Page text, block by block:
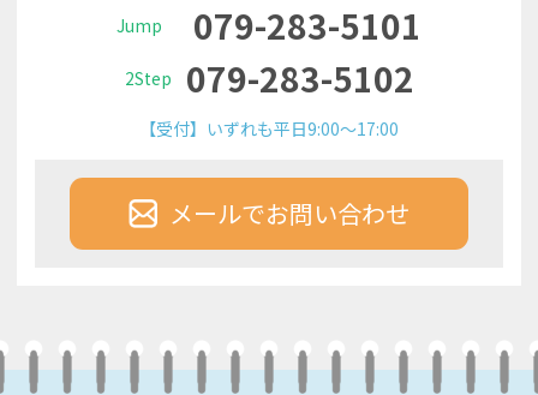
Jump 079-283-5101
2Step 079-283-5102
【受付】いずれも平日9:00～17:00
メールでお問い合わせ